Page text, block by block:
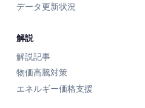
データ更新状況
解説
解説記事
物価高騰対策
エネルギー価格支援